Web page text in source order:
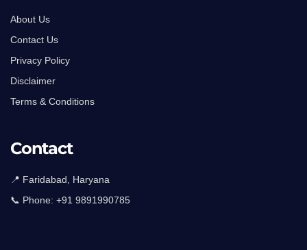
About Us
Contact Us
Privacy Policy
Disclaimer
Terms & Conditions
Contact
📍 Faridabad, Haryana
📞 Phone: +91 9891990785